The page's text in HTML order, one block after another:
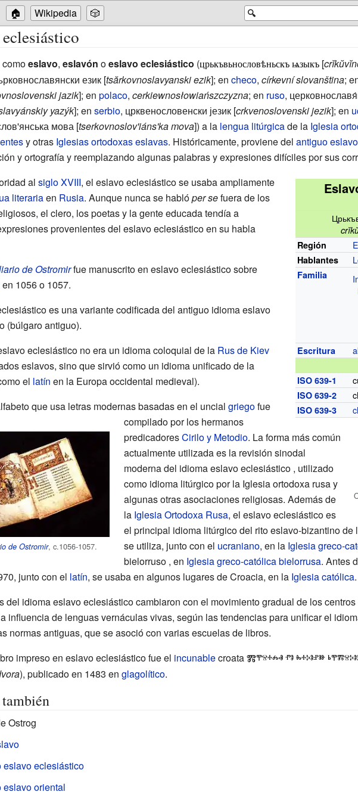
🔍
🏠 Wikipedia 🎲
eslavo, eslavón oeslavo eclesiástico (црькъвьнословѣньскъ ѩзыкъ[
език[tsărkovnoslavyanski ezik]; en checo, církevní slovanština;
jazik]; en polaco, cerkiewnosłowiańszczyzna; en ruso,
yazýk]; en serbio, црквенословенски језик[crkvenoslovenski jezik]; en
мова [tserkovnoslov'iáns'ka mova]) a la lengua litúrgicade la Iglesia
y otras Iglesias ortodoxaseslavas. Históricamente, proviene del antiguo
y ortografía y reemplazando algunas palabras y expresiones difíciles por sus
Región
Hablantes
Familia
Escritura
ISO 639-1
ISO 639-2
ISO 639-3
al siglo XVIII, el eslavo eclesiástico se usaba ampliamente
literariaen Rusia. Aunque nunca se hablóper sefuera de los
el clero, los poetas y la gente educada tendía a
provenientes del eslavo eclesiástico en su habla
de Ostromir, c.1056-1057.
de Ostromirfue manuscrito en eslavo eclesiástico sobre
en 1056 o 1057.
es una variante codificada del antiguo idioma eslavo
(búlgaro antiguo).
eclesiástico no era un idioma coloquial de la Rus de Kiev
eslavos, sino que sirvió como un idioma unificado de la
el latín en la Europa occidental medieval).
que usa letras modernas basadas en el uncial griegofue
compilado por los hermanos
predicadoresCirilo y Metodio. La forma más común
actualmente utilizada es la revisión sinodal
moderna del idioma eslavo eclesiástico , utilizado
como idioma litúrgico por la Iglesia ortodoxa rusa y
algunas otras asociaciones religiosas. Además de
la Iglesia Ortodoxa Rusa, el eslavo eclesiástico es
el principal idioma litúrgico del rito eslavo-bizantino de
se utiliza, junto con el ucraniano, en la Iglesia greco-
bielorruso , en Iglesia greco-católica bielorrusa. Antes
junto con el latín, se usaba en algunos lugares de Croacia, en la Iglesia católica.
del idioma eslavo eclesiástico cambiaron con el movimiento gradual de los
influencia de lenguas vernáculas vivas, según las tendencias para unificar el
normas antiguas, que se asoció con varias escuelas de libros.
impreso en eslavo eclesiástico fue el incunablecroata Ⰿⰹⱄⰰⰾⱏ ⱂⱁ ⰸⰰⰽⱁⱀⱆ
), publicado en 1483 en glagolítico.
también
Ostrog
eslavo eclesiástico
eslavo oriental